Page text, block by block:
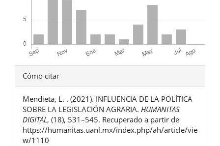
Detalles
del
artículo
Cómo citar
Mendieta, L. . (2021). INFLUENCIA DE LA POLÍTICA
SOBRE LA LEGISLACIÓN AGRARIA. HUMANITAS
DIGITAL, (18), 531–545. Recuperado a partir de
https://humanitas.uanl.mx/index.php/ah/article/vie
w/1110